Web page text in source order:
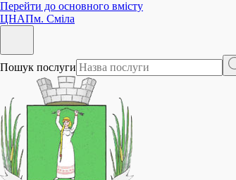
Перейти до основного вмісту
ЦНАПм. Сміла
Пошук послуги